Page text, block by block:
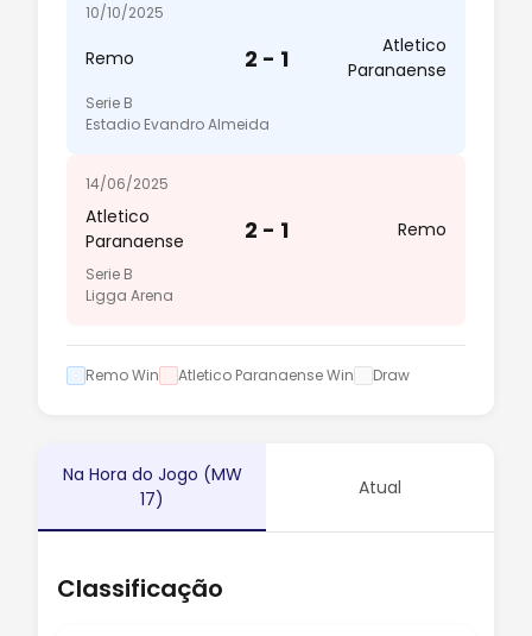
10/10/2025
Remo 2 - 1
Atletico
Paranaense
Serie B
Estadio Evandro Almeida
14/06/2025
Atletico
Paranaense
2 - 1 Remo
Serie B
Ligga Arena
Remo Win Atletico Paranaense Win Draw
Na Hora do Jogo (MW
17)
Atual
Classificação